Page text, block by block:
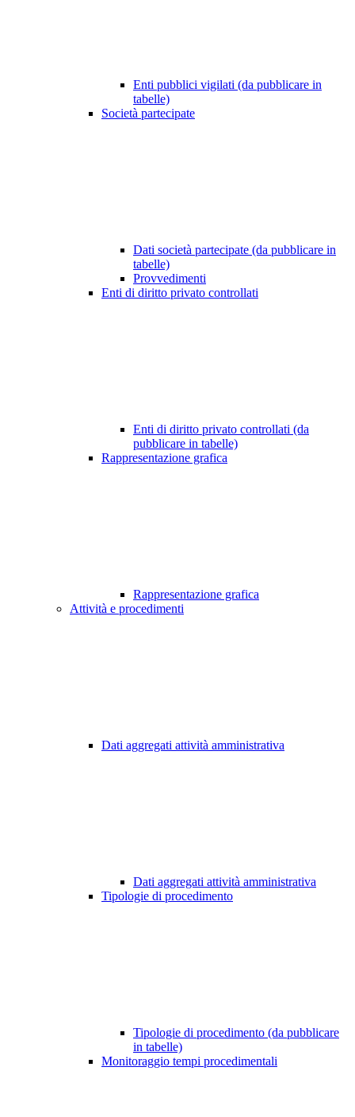
Enti pubblici vigilati (da pubblicare in
tabelle)
Società partecipate
Dati società partecipate (da pubblicare in
tabelle)
Provvedimenti
Enti di diritto privato controllati
Enti di diritto privato controllati (da
pubblicare in tabelle)
Rappresentazione grafica
Rappresentazione grafica
Attività e procedimenti
Dati aggregati attività amministrativa
Dati aggregati attività amministrativa
Tipologie di procedimento
Tipologie di procedimento (da pubblicare
in tabelle)
Monitoraggio tempi procedimentali